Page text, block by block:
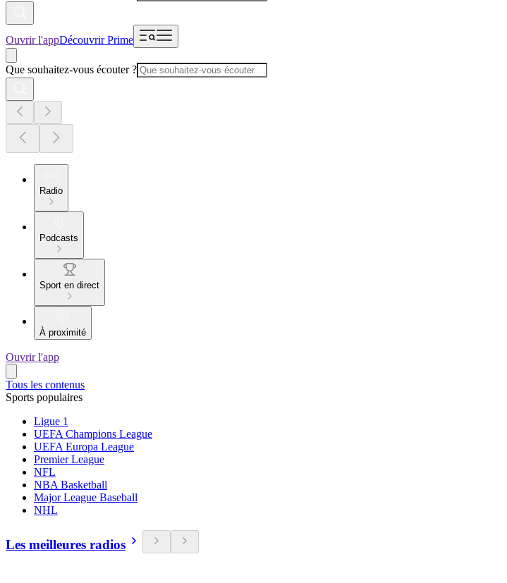
Ouvrir l'appDécouvrir Prime
Que souhaitez-vous écouter ?
Radio
Podcasts
Sport en direct
À proximité
Ouvrir l'app
Tous les contenus
Sports populaires
Ligue 1
UEFA Champions League
UEFA Europa League
Premier League
NFL
NBA Basketball
Major League Baseball
NHL
Les meilleures radios